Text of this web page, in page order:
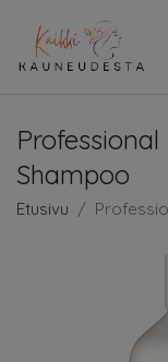
Shampoo
Etusivu